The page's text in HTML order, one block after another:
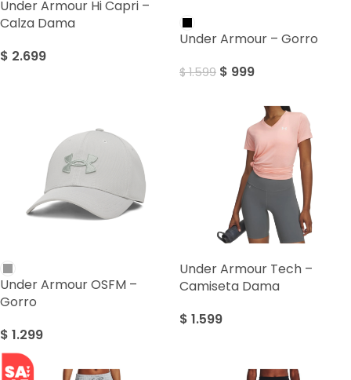
Under Armour Hi Capri –
Calza Dama
$ 2.699
Under Armour – Gorro
$1.599 $ 999
Under Armour OSFM –
Gorro
$ 1.299
Under Armour Tech –
Camiseta Dama
$ 1.599